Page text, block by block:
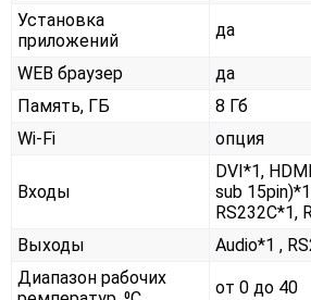
Установка
приложений
да
WEB браузер
да
Память, ГБ
8 Гб
Wi-Fi
опция
Входы
DVI*1,
sub
RS232С*1,
Выходы
Audio*1 ,
Диапазон рабочих
от 0 до 40